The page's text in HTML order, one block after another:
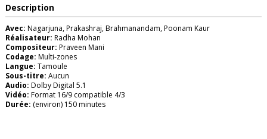
Description
Avec: Nagarjuna, Prakashraj, Brahmanandam, Poonam Kaur
Réalisateur: Radha Mohan
Compositeur: Praveen Mani
Codage: Multi-zones
Langue: Tamoule
Sous-titre: Aucun
Audio: Dolby Digital 5.1
Vidéo: Format 16/9 compatible 4/3
Durée: (environ) 150 minutes